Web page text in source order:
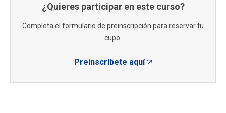
¿Quieres participar en este curso?
Completa el formulario de preinscripción para reservar tu
cupo.
Preinscríbete aquí